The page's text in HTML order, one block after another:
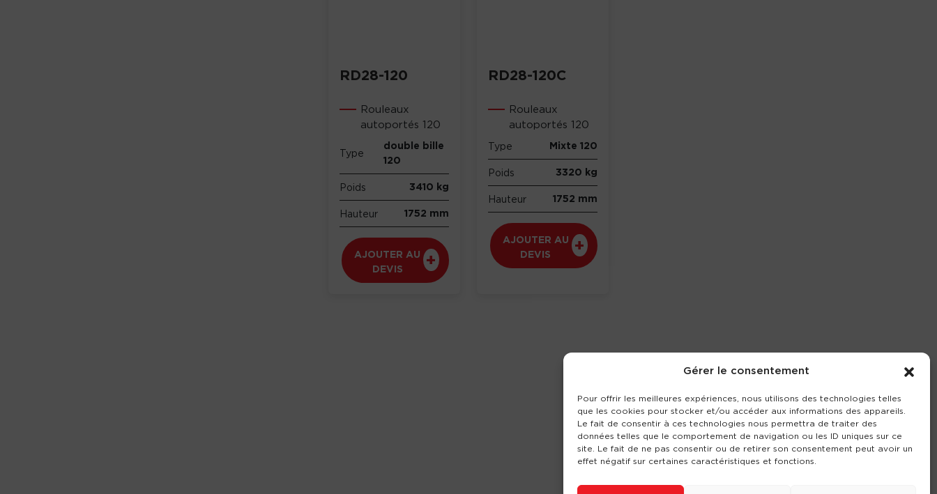
Gérer le consentement
Pour offrir les meilleures expériences, nous utilisons des technologies telles
que les cookies pour stocker et/ou accéder aux informations des appareils.
Le fait de consentir à ces technologies nous permettra de traiter des
données telles que le comportement de navigation ou les ID uniques sur ce
site. Le fait de ne pas consentir ou de retirer son consentement peut avoir un
effet négatif sur certaines caractéristiques et fonctions.
RD28-120
Rouleaux
autoportés 120
Type
double bille
120
Poids 3410 kg
Hauteur 1752 mm
AJOUTER AU
DEVIS
RD28-120C
Rouleaux
autoportés 120
Type Mixte 120
Poids 3320 kg
Hauteur 1752 mm
AJOUTER AU
DEVIS